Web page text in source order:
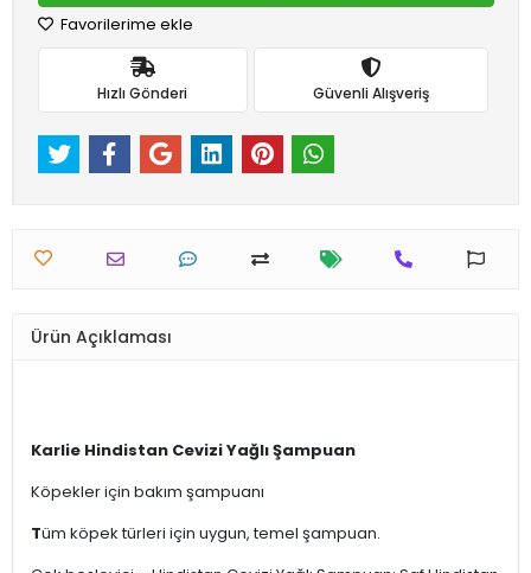
Favorilerime ekle
Hızlı Gönderi Güvenli Alışveriş
Ürün Açıklaması
Karlie Hindistan Cevizi Yağlı Şampuan
Köpekler için bakım şampuanı
Tüm köpek türleri için uygun, temel şampuan.